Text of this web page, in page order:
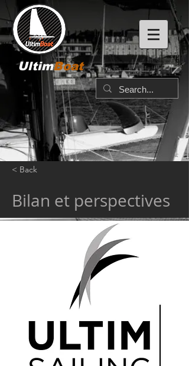
UltimBoat
< Back
Bilan et perspectives